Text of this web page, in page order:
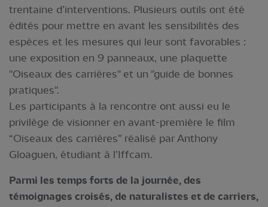
trentaine d’interventions. Plusieurs outils ont été
édités pour mettre en avant les sensibilités des
espèces et les mesures qui leur sont favorables :
une exposition en 9 panneaux, une plaquette
"Oiseaux des carrières" et un "guide de bonnes
pratiques".
Les participants à la rencontre ont aussi eu le
privilège de visionner en avant-première le film
“Oiseaux des carrières” réalisé par Anthony
Gloaguen, étudiant à l’Iffcam.
Parmi les temps forts de la journée, des
témoignages croisés, de naturalistes et de carriers,